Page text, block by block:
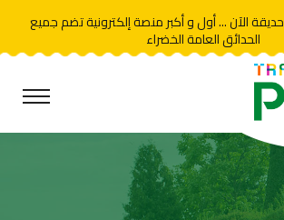
حديقة الآن ... أول و أكبر منصة إلكترونية تضم جميع
الحدائق العامة الخضراء